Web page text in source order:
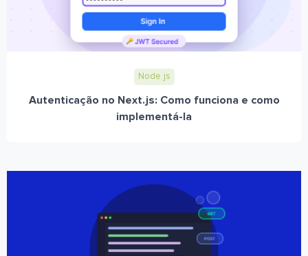
Node.js
Autenticação no Next.js: Como funciona e como
implementá-la